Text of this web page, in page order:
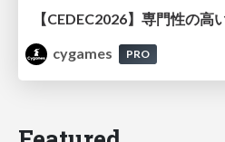
cygames
PRO